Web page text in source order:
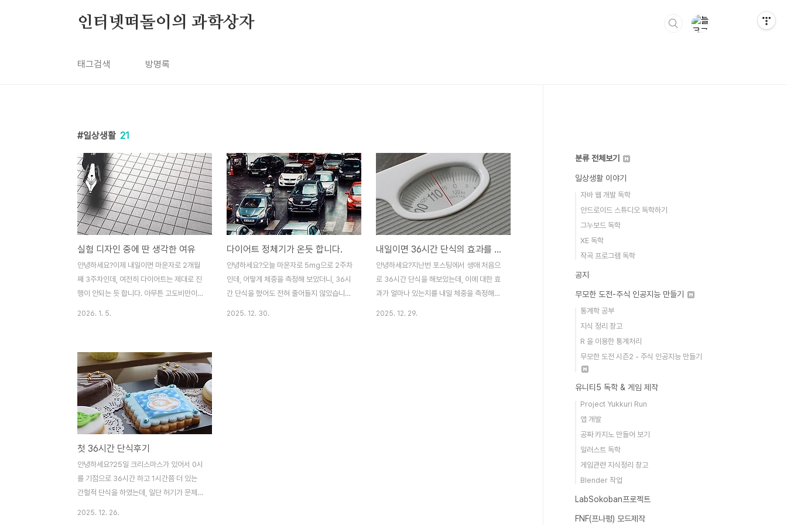
인터넷떠돌이의 과학상자
태그검색 방명록
일상생활 21
실험 디자인 중에 딴 생각한 여유
안녕하세요?이제 내일이면 마운자로 2개월
째 3주차인데, 여전히 다이어트는 제대로 진
행이 안되는 듯 합니다. 아무튼 고도비만이라
는 중 입니다.아무튼 제가 학부-대학교 학사
학위 졸업전까지, 이후에도 많이 힘들어 한것
이 발생학인데, 아이러니 하게도 어째 일을
하다보니, 여기와 관계가 되어 있는 일을 하
고 있는 중 입니다. 물론 실험의 처음 디자인
은 발생학과 관련이 아주 조금 있었지만, 지
금은 쥐 수정란에서 2cell단계가 되기전의
변화에 대해서 정보를 추출하다 지친 상황입
니다.
2026. 1. 5.
다이어트 정체기가 온듯 합니다.
안녕하세요?오늘 마운자로 5mg으로 2주차
인데, 어떻게 체중을 측정해 보았더니, 36시
간 단식을 했어도 전혀 줄어들지 않았습니다.
2025. 12. 30.
내일이면 36시간 단식의 효과를 알아볼듯 합니다.
안녕하세요?지난번 포스팅에서 생애 처음으
로 36시간 단식을 해보았는데, 이에 대한 효
과가 얼마나 있는지를 내일 체중을 측정해서
2025. 12. 29.
첫 36시간 단식후기
안녕하세요?25일 크리스마스가 있어서 0시
를 기점으로 36시간 하고 1시간쯤 더 있는
간헐적 단식을 하였는데, 일단 허기가 문제가
2025. 12. 26.
분류 전체보기
일상생활 이야기
자바 웹 개발 독학
안드로이드 스튜디오 독학하기
그누보드 독학
XE 독학
작곡 프로그램 독학
공지
무모한 도전-주식 인공지능 만들기
통계학 공부
지식 정리 창고
R 을 이용한 통계처리
무모한 도전 시즌2 - 주식 인공지능 만들기
유니티5 독학 & 게임 제작
Project Yukkuri Run
앱 개발
공짜 카지노 만들어 보기
일러스트 독학
게임관련 지식정리 창고
Blender 작업
LabSokoban프로젝트
FNF(프나펑) 모드제작